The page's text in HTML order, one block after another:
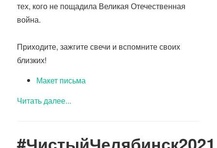
тех, кого не пощадила Великая Отечественная
война.
Приходите, зажгите свечи и вспомните своих
близких!
Макет письма
Читать далее...